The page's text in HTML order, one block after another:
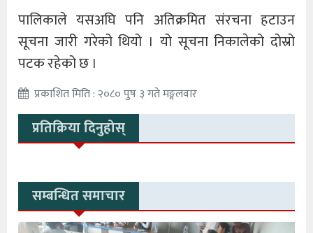
पालिकाले यसअघि पनि अतिक्रमित संरचना हटाउन
सूचना जारी गरेको थियो । यो सूचना निकालेको दोस्रो
पटक रहेको छ ।
प्रकाशित मिति : २०८० पुष ३ गते मङ्गलवार
प्रतिक्रिया दिनुहोस्
सम्बन्धित समाचार